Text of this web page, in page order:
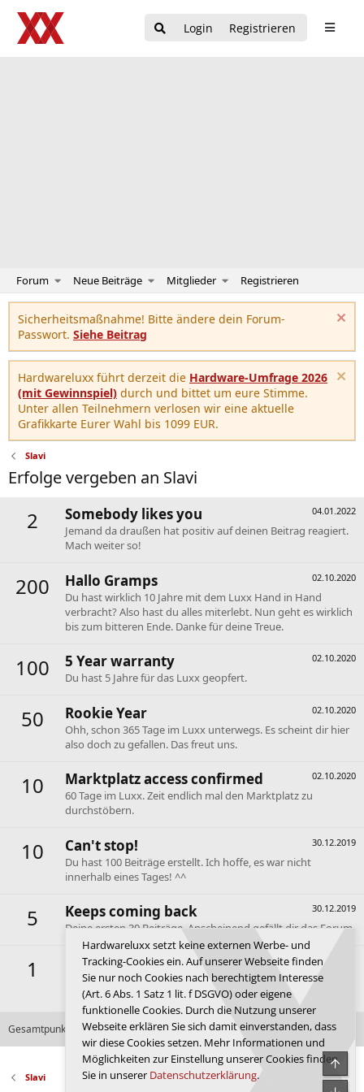
Login Registrieren
Forum Neue Beiträge Mitglieder Registrieren
Sicherheitsmaßnahme! Bitte ändere dein Forum-
Passwort. Siehe Beitrag
Hardwareluxx führt derzeit die Hardware-Umfrage 2026
(mit Gewinnspiel) durch und bittet um eure Stimme.
Unter allen Teilnehmern verlosen wir eine aktuelle
Grafikkarte Eurer Wahl bis 1099 EUR.
Slavi
Erfolge vergeben an Slavi
2 04.01.2022
Somebody likes you
Jemand da draußen hat positiv auf deinen Beitrag reagiert.
Mach weiter so!
200 02.10.2020
Hallo Gramps
Du hast wirklich 10 Jahre mit dem Luxx Hand in Hand
verbracht? Also hast du alles miterlebt. Nun geht es wirklich
bis zum bitteren Ende. Danke für deine Treue.
100 02.10.2020
5 Year warranty
Du hast 5 Jahre für das Luxx geopfert.
50 02.10.2020
Rookie Year
Ohh, schon 365 Tage im Luxx unterwegs. Es scheint dir hier
also doch zu gefallen. Das freut uns.
10 02.10.2020
Marktplatz access confirmed
60 Tage im Luxx. Zeit endlich mal den Marktplatz zu
durchstöbern.
10 30.12.2019
Can't stop!
Du hast 100 Beiträge erstellt. Ich hoffe, es war nicht
innerhalb eines Tages! ^^
5 30.12.2019
Keeps coming back
Deine ersten 30 Beiträge. Anscheinend gefällt dir das Forum.
1 30.12.2019
First message
Dein erster Beitrag. Hallo und willkommen im Forum de
Luxx.
Gesamtpunktzahl: 378 Alle verfügbaren Erfolge anzeigen
Slavi
Hardwareluxx setzt keine externen Werbe- und
Tracking-Cookies ein. Auf unserer Webseite finden
Sie nur noch Cookies nach berechtigtem Interesse
(Art. 6 Abs. 1 Satz 1 lit. f DSGVO) oder eigene
funktionelle Cookies. Durch die Nutzung unserer
Webseite erklären Sie sich damit einverstanden, dass
wir diese Cookies setzen. Mehr Informationen und
Möglichkeiten zur Einstellung unserer Cookies finden
Sie in unserer Datenschutzerklärung.